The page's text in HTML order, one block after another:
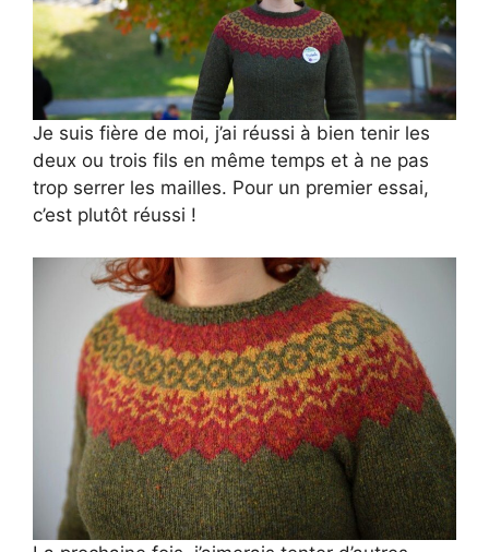
Je suis fière de moi, j’ai réussi à bien tenir les
deux ou trois fils en même temps et à ne pas
trop serrer les mailles. Pour un premier essai,
c’est plutôt réussi !